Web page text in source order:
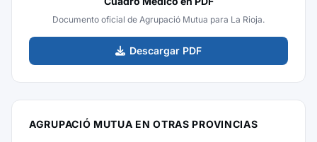
Documento oficial de Agrupació Mutua para La Rioja.
Descargar PDF
AGRUPACIÓ MUTUA EN OTRAS PROVINCIAS